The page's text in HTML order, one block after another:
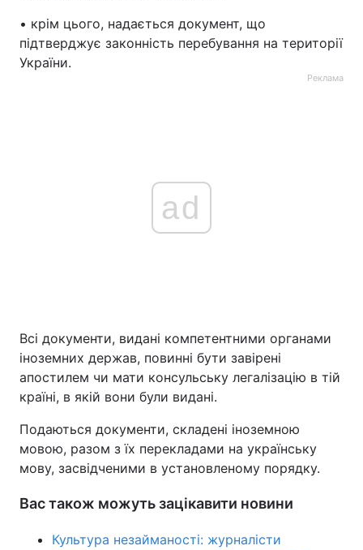
• крім цього, надається документ, що
підтверджує законність перебування на території
України.
Реклама
ad
Всі документи, видані компетентними органами
іноземних держав, повинні бути завірені
апостилем чи мати консульську легалізацію в тій
країні, в якій вони були видані.
Подаються документи, складені іноземною
мовою, разом з їх перекладами на українську
мову, засвідченими в установленому порядку.
Вас також можуть зацікавити новини
Культура незайманості: журналісти